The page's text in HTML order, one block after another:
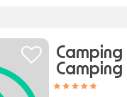
Camping
Camping